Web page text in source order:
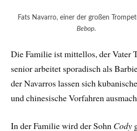
Verwechslung mit dem Vater
neben Englisch ein passables
sich besonders stolz auf seine
Fats wächst in der Thomas Street
Bahama Village, dem damaligen
Einwanderer.
Der Vater, der selber Piano spielt,